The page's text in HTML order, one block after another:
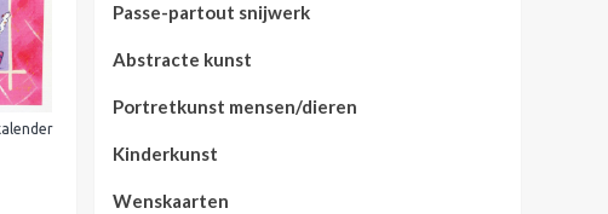
Passe-partout snijwerk
Abstracte kunst
Portretkunst mensen/dieren
Kinderkunst
Wenskaarten